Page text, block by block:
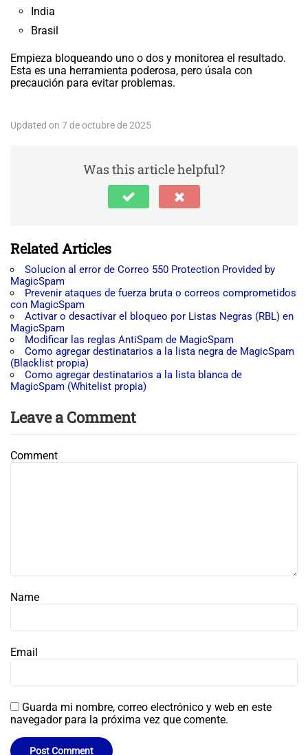
India
Brasil
Empieza bloqueando uno o dos y monitorea el resultado.
Esta es una herramienta poderosa, pero úsala con
precaución para evitar problemas.
Updated on 7 de octubre de 2025
Was this article helpful?
Related Articles
Solucion al error de Correo 550 Protection Provided by
MagicSpam
Prevenir ataques de fuerza bruta o correos comprometidos
con MagicSpam
Activar o desactivar el bloqueo por Listas Negras (RBL) en
MagicSpam
Modificar las reglas AntiSpam de MagicSpam
Como agregar destinatarios a la lista negra de MagicSpam
(Blacklist propia)
Como agregar destinatarios a la lista blanca de
MagicSpam (Whitelist propia)
Leave a Comment
Comment
Name
Email
Guarda mi nombre, correo electrónico y web en este
navegador para la próxima vez que comente.